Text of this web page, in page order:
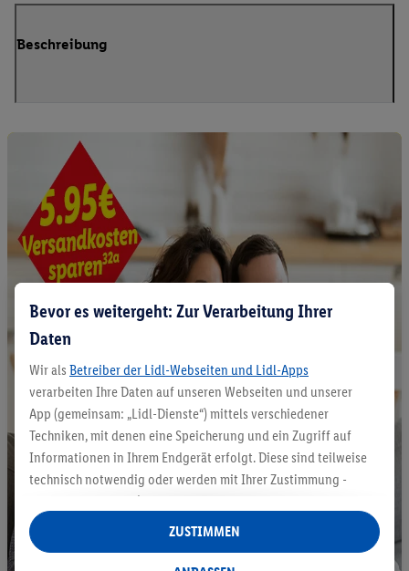
Beschreibung
Bevor es weitergeht: Zur Verarbeitung Ihrer
Daten
Wir als Betreiber der Lidl-Webseiten und Lidl-Apps
verarbeiten Ihre Daten auf unseren Webseiten und unserer
App (gemeinsam: „Lidl-Dienste“) mittels verschiedener
Techniken, mit denen eine Speicherung und ein Zugriff auf
Informationen in Ihrem Endgerät erfolgt. Diese sind teilweise
technisch notwendig oder werden mit Ihrer Zustimmung -
auch durch Partner (u.a.
Verantwortliche; im Zusammenhang mit dem IAB TCF
insgesamt
Statistik-Erstellung oder für personalisierte Werbung
ZUSTIMMEN